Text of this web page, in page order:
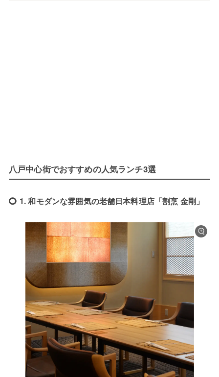
八戸中心街でおすすめの人気ランチ3選
1. 和モダンな雰囲気の老舗日本料理店「割烹 金剛」